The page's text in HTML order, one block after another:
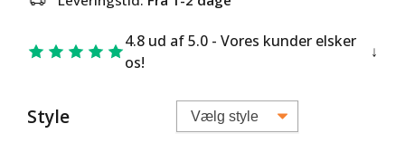
4.8 ud af 5.0 - Vores kunder elsker
os!
Style